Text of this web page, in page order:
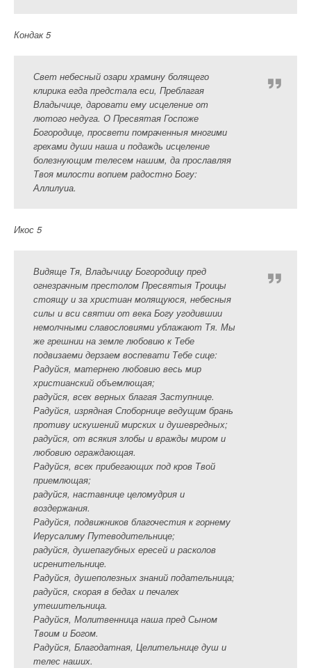
Кондак 5
Свет небесный озари храмину болящего
клирика егда предстала еси, Преблагая
Владычице, даровати ему исцеление от
лютого недуга. О Пресвятая Госпоже
Богородице, просвети помраченныя многими
грехами души наша и подаждь исцеление
болезнующим телесем нашим, да прославляя
Твоя милости вопием радостно Богу:
Аллилуиа.
Икос 5
Видяще Тя, Владычицу Богородицу пред
огнезрачным престолом Пресвятыя Троицы
стоящу и за христиан молящуюся, небесныя
силы и вси святии от века Богу угодившии
немолчными славословиями ублажают Тя. Мы
же грешнии на земле любовию к Тебе
подвизаеми дерзаем воспевати Тебе сице:
Радуйся, матернею любовию весь мир
христианский объемлющая;
радуйся, всех верных благая Заступнице.
Радуйся, изрядная Споборнице ведущим брань
противу искушений мирских и душевредных;
радуйся, от всякия злобы и вражды миром и
любовию ограждающая.
Радуйся, всех прибегающих под кров Твой
приемлющая;
радуйся, наставнице целомудрия и
воздержания.
Радуйся, подвижников благочестия к горнему
Иерусалиму Путеводительнице;
радуйся, душепагубных ересей и расколов
исренительнице.
Радуйся, душеполезных знаний подательница;
радуйся, скорая в бедах и печалех
утешительница.
Радуйся, Молитвенница наша пред Сыном
Твоим и Богом.
Радуйся, Благодатная, Целительнице душ и
телес наших.